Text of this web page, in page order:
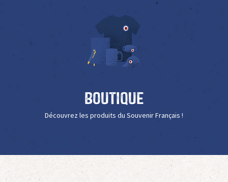
Boutique
Découvrez les produits du Souvenir Français !